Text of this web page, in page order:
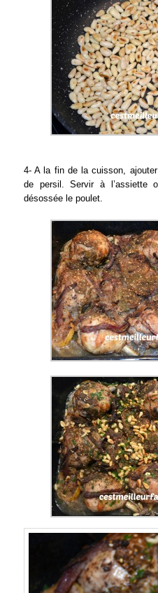
4- A la fin de la cuisson,
de persil. Servir à l’assiette
désossée le poulet.